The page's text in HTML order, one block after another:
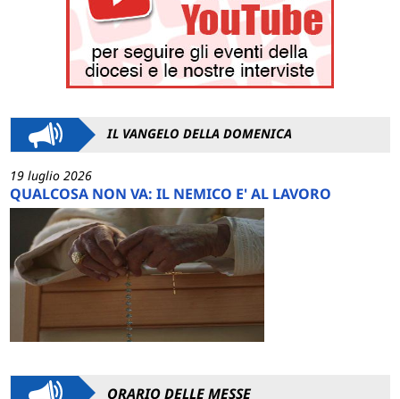
IL VANGELO DELLA DOMENICA
19 luglio 2026
QUALCOSA NON VA: IL NEMICO E' AL LAVORO
ORARIO DELLE MESSE